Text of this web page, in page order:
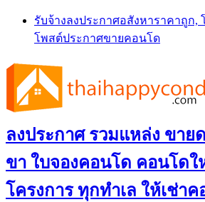
Skip
content
รับจ้างลงประกาศอสังหาราคาถูก,
โพสต์ประกาศขายคอนโด
ลงประกาศ รวมแหล่ง ขาย
ขา ใบจองคอนโด คอนโด
โครงการ ทุกทำเล ให้เช่า